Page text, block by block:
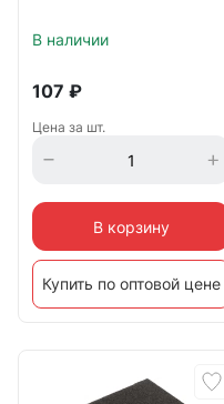
В наличии
107 ₽
Цена за шт.
В корзину
Купить по оптовой цене